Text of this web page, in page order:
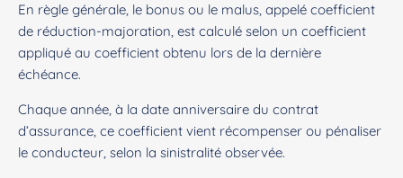
En règle générale, le bonus ou le malus, appelé coefficient
de réduction-majoration, est calculé selon un coefficient
appliqué au coefficient obtenu lors de la dernière
échéance.
Chaque année, à la date anniversaire du contrat
d’assurance, ce coefficient vient récompenser ou pénaliser
le conducteur, selon la sinistralité observée.